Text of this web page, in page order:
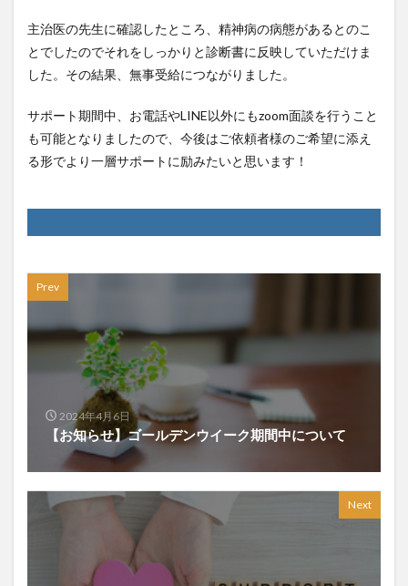
主治医の先生に確認したところ、精神病の病態があるとのこ
とでしたのでそれをしっかりと診断書に反映していただけま
した。その結果、無事受給につながりました。
サポート期間中、お電話やLINE以外にもzoom面談を行うこと
も可能となりましたので、今後はご依頼者様のご希望に添え
る形でより一層サポートに励みたいと思います！
Prev
2024年4月6日
【お知らせ】ゴールデンウイーク期間中について
Next